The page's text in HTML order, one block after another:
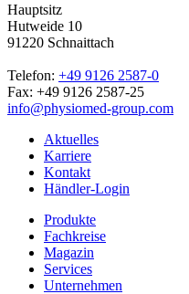
Hauptsitz
Hutweide 10
91220 Schnaittach
Telefon: +49 9126 2587-0
Fax: +49 9126 2587-25
info@physiomed-group.com
Aktuelles
Karriere
Kontakt
Händler-Login
Produkte
Fachkreise
Magazin
Services
Unternehmen